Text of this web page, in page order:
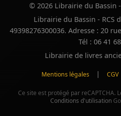
© 2026 Librairie du Bassin
Librairie du Bassin - RCS
49398276300036. Adresse : 20
Tél : 06 41
Librairie de livres
Mentions légales | CGV
Ce site est protégé par reCAPTCHA.
Conditions d'utilisation